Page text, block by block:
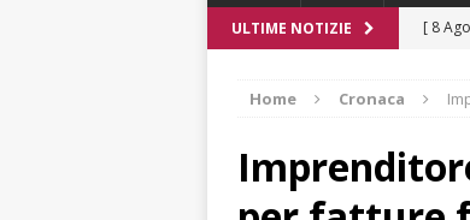
ULTIME NOTIZIE [ 8
[ 8
Home Cronaca